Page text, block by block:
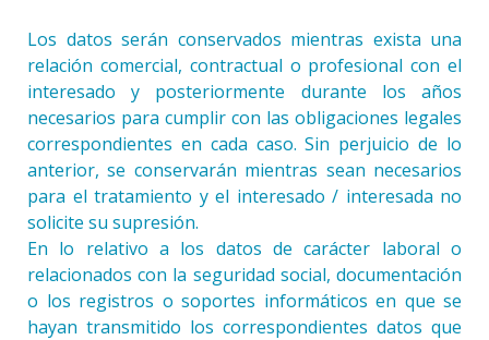
Los datos serán conservados mientras exista una
relación comercial, contractual o profesional con el
interesado y posteriormente durante los años
necesarios para cumplir con las obligaciones legales
correspondientes en cada caso. Sin perjuicio de lo
anterior, se conservarán mientras sean necesarios
para el tratamiento y el interesado / interesada no
solicite su supresión.
En lo relativo a los datos de carácter laboral o
relacionados con la seguridad social, documentación
o los registros o soportes informáticos en que se
hayan transmitido los correspondientes datos que